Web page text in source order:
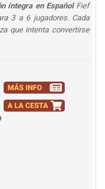
íntegra en EspañolFief
3 a 6 jugadores. Cada
que intenta convertirse